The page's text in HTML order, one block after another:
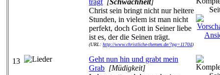
trägt [Schwachheit]
Christ sein bringt nicht nur heitere
Stunden, in vielem ist man nicht
perfekt, doch Gott in Seiner liebe
ist es, der die Seinen trägt.
(URL: http://www.christliche-themen.de/?pg=11704)
13
Geht nun hin und grabt mein
Grab [Müdigkeit]